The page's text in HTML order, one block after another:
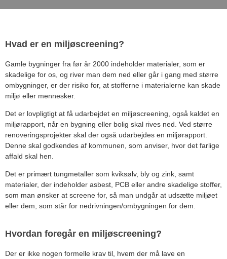
Hvad er en miljøscreening?
Gamle bygninger fra før år 2000 indeholder materialer, som er
skadelige for os, og river man dem ned eller går i gang med større
ombygninger, er der risiko for, at stofferne i materialerne kan skade
miljø eller mennesker.
Det er lovpligtigt at få udarbejdet en miljøscreening, også kaldet en
miljørapport , når en bygning eller bolig skal rives ned. Ved større
renoveringsprojekter skal der også udarbejdes en miljørapport.
Denne skal godkendes af kommunen, som anviser, hvor det farlige
affald skal hen.
Det er primært tungmetaller som kviksølv, bly og zink, samt
materialer, der indeholder asbest, PCB eller andre skadelige stoffer,
som man ønsker at screene for, så man undgår at udsætte miljøet
eller dem, som står for nedrivningen/ombygningen for dem.
Hvordan foregår en miljøscreening?
Der er ikke nogen formelle krav til, hvem der må lave en